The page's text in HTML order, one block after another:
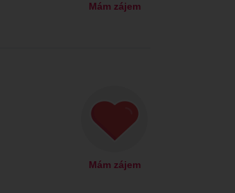
Mám zájem
Mám zájem